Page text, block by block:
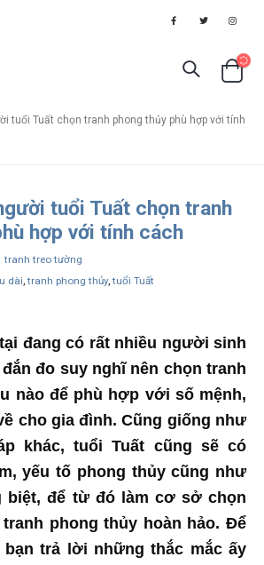
tuổi Tuất chọn tranh phong thủy phù hợp với tính
tuổi Tuất chọn tranh
hợp với tính cách
tranh treo tường
dài,tranh phong thủy,tuổi Tuất
đang có rất nhiều người sinh
đo suy nghĩ nên chọn tranh
nào để phù hợp với số mệnh,
cho gia đình. Cũng giống như
khác, tuổi Tuất cũng sẽ có
yếu tố phong thủy cũng như
biệt, để từ đó làm cơ sở chọn
phong thủy hoàn hảo. Để
trả lời những thắc mắc ấy